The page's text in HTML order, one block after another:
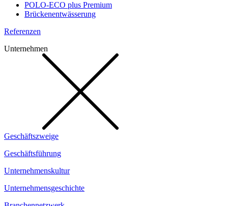
POLO-ECO plus Premium
Brückenentwässerung
Referenzen
Unternehmen
Geschäftszweige
Geschäftsführung
Unternehmenskultur
Unternehmensgeschichte